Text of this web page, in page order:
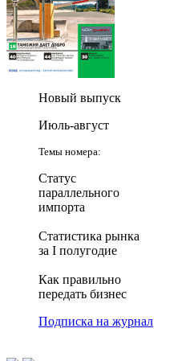
Новый выпуск
Июль-август
Темы номера:
Статус
параллельного
импорта
Статистика рынка
за I полугодие
Как правильно
передать бизнес
Подписка на журнал